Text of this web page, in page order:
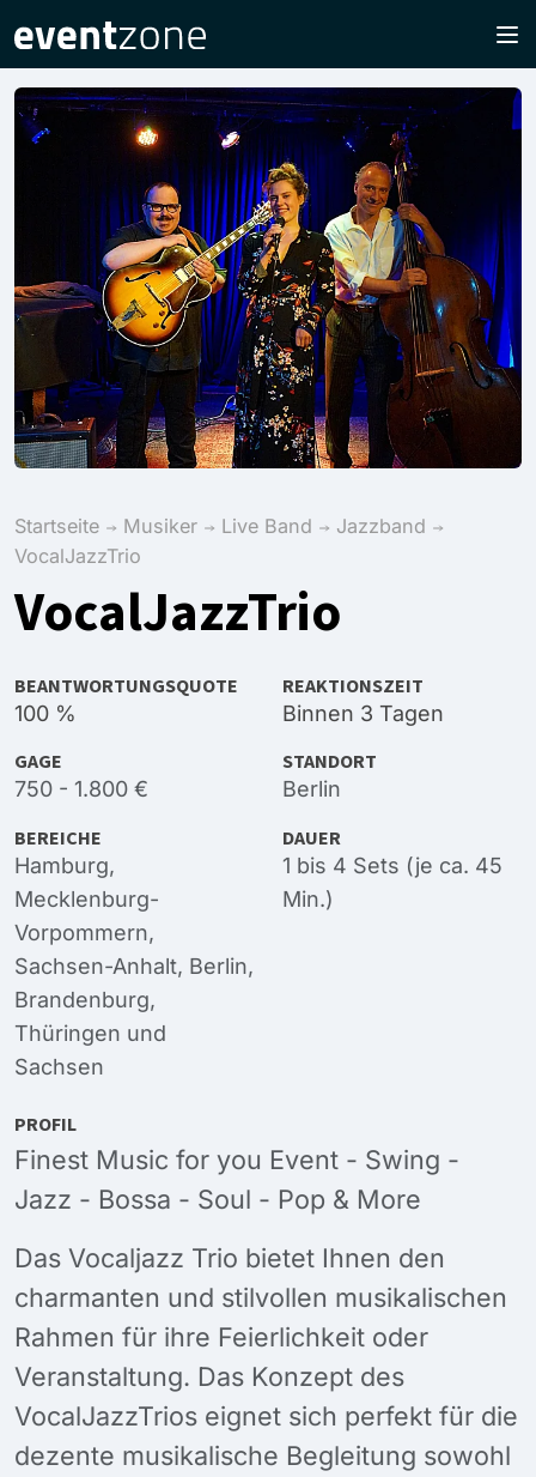
Startseite Musiker Live Band
Jazzband
VocalJazzTrio
VocalJazzTrio
BEANTWORTUNGSQUOTE
100 %
REAKTIONSZEIT
Binnen 3 Tagen
GAGE
750 - 1.800 €
STANDORT
Berlin
BEREICHE
Hamburg,
Mecklenburg-
Vorpommern,
Sachsen-Anhalt, Berlin,
Brandenburg,
Thüringen und
Sachsen
DAUER
1 bis 4 Sets (je ca. 45
Min.)
PROFIL
Finest Music for you Event - Swing -
Jazz - Bossa - Soul - Pop & More
Das Vocaljazz Trio bietet Ihnen den
charmanten und stilvollen musikalischen
Rahmen für ihre Feierlichkeit oder
Veranstaltung. Das Konzept des
VocalJazzTrios eignet sich perfekt für die
dezente musikalische Begleitung sowohl